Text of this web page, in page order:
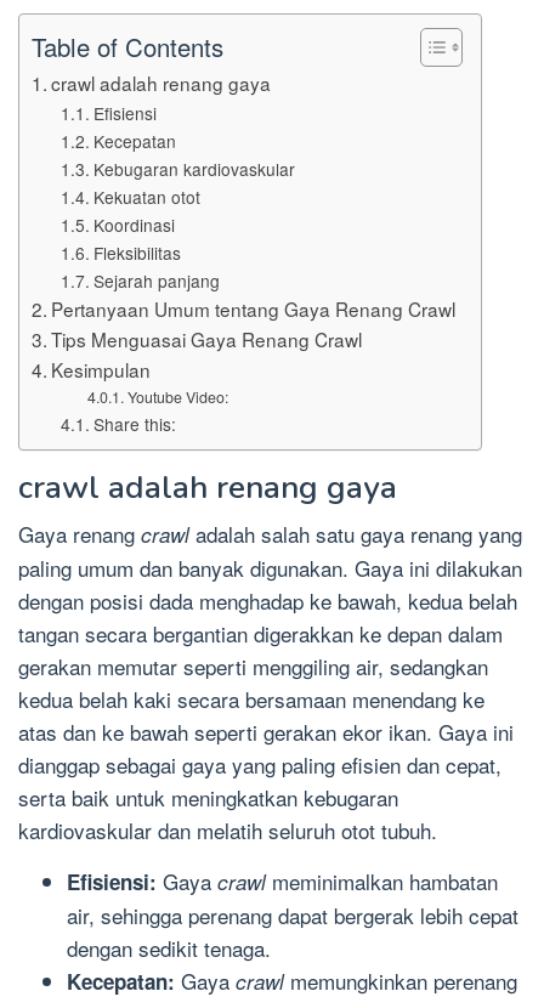
Table of Contents
crawl adalah renang gaya
Efisiensi
Kecepatan
Kebugaran kardiovaskular
Kekuatan otot
Koordinasi
Fleksibilitas
Sejarah panjang
Pertanyaan Umum tentang Gaya Renang Crawl
Tips Menguasai Gaya Renang Crawl
Kesimpulan
Youtube Video:
Share this:
crawl adalah renang gaya
Gaya renang crawladalah salah satu gaya renang yang
paling umum dan banyak digunakan. Gaya ini dilakukan
dengan posisi dada menghadap ke bawah, kedua belah
tangan secara bergantian digerakkan ke depan dalam
gerakan memutar seperti menggiling air, sedangkan
kedua belah kaki secara bersamaan menendang ke
atas dan ke bawah seperti gerakan ekor ikan. Gaya ini
dianggap sebagai gaya yang paling efisien dan cepat,
serta baik untuk meningkatkan kebugaran
kardiovaskular dan melatih seluruh otot tubuh.
Efisiensi: Gaya crawlmeminimalkan hambatan
air, sehingga perenang dapat bergerak lebih cepat
dengan sedikit tenaga.
Kecepatan: Gaya crawlmemungkinkan perenang